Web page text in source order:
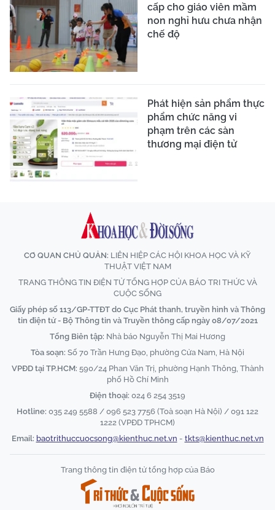
cấp cho giáo viên mầm
non nghỉ hưu chưa nhận
chế độ
Phát hiện sản phẩm thực
phẩm chức năng vi
phạm trên các sàn
thương mại điện tử
CƠ QUAN CHỦ QUẢN: LIÊN HIỆP CÁC HỘI KHOA HỌC VÀ KỸ
THUẬT VIỆT NAM
TRANG THÔNG TIN ĐIỆN TỬ TỔNG HỢP CỦA BÁO TRI THỨC VÀ
CUỘC SỐNG
Giấy phép số 113/GP-TTĐT do Cục Phát thanh, truyền hình và Thông
tin điện tử - Bộ Thông tin và Truyền thông cấp ngày 08/07/2021
Tổng Biên tập: Nhà báo Nguyễn Thị Mai Hương
Tòa soạn: Số 70 Trần Hưng Đạo, phường Cửa Nam, Hà Nội
VPĐD tại TP.HCM: 590/24 Phan Văn Trị, phường Hạnh Thông, Thành
phố Hồ Chí Minh
Điện thoại: 024 6 254 3519
Hotline: 035 249 5588 / 096 523 7756 (Toà soạn Hà Nội) / 091 122
1222 (VPĐD TPHCM)
Email: baotrithuccuocsong@kienthuc.net.vn - tkts@kienthuc.net.vn
Trang thông tin điện tử tổng hợp của Báo